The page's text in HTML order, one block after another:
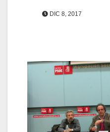
DIC 8, 2017